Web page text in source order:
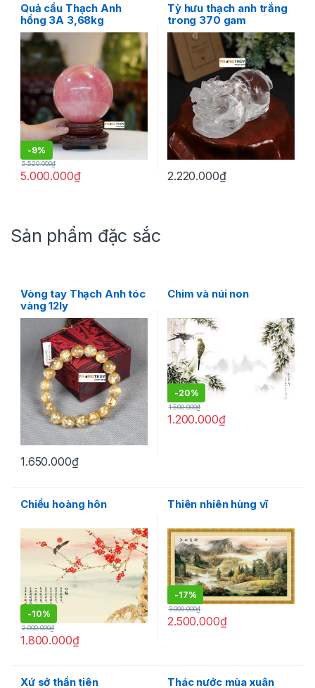
Quả cầu Thạch Anh
hồng 3A 3,68kg
-9%
5.000.000₫
5.520.000₫
Tỳ hưu thạch anh trắng
trong 370 gam
2.220.000₫
Sản phẩm đặc sắc
Vòng tay Thạch Anh tóc
vàng 12ly
1.650.000₫
Chim và núi non
-20%
1.200.000₫
1.500.000₫
Chiều hoàng hôn
-10%
1.800.000₫
2.000.000₫
Thiên nhiên hùng vĩ
-17%
2.500.000₫
3.000.000₫
Xứ sở thần tiên Thác nước mùa xuân